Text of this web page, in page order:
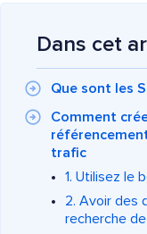
Dans cet
Que sont les
Comment
trafic
1. Utilisez le
2. Avoir des
recherche